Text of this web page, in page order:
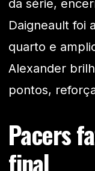
da série,
Daigneault foi
quarto e
Alexander
pontos,
Pacers
final